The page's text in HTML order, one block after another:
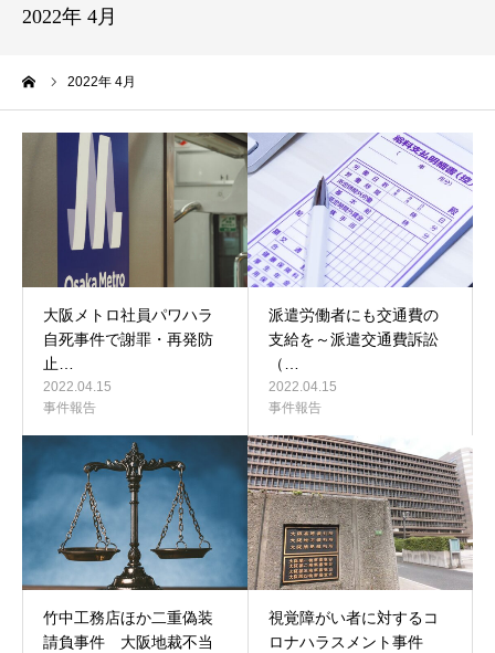
2022年 4月
2022年 4月
大阪メトロ社員パワハラ
自死事件で謝罪・再発防
止…
2022.04.15
事件報告
派遣労働者にも交通費の
支給を～派遣交通費訴訟
（…
2022.04.15
事件報告
竹中工務店ほか二重偽装
請負事件 大阪地裁不当
視覚障がい者に対するコ
ロナハラスメント事件